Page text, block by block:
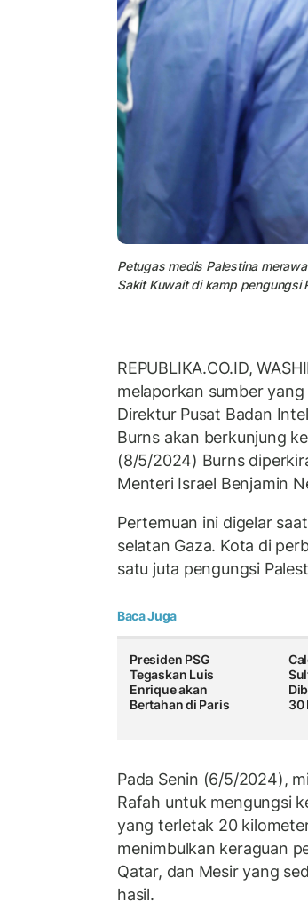
Petugas medis Palestina
Sakit Kuwait di kamp pengungsi
REPUBLIKA.CO.ID,
melaporkan sumber
Direktur Pusat Badan
Burns akan berkunjung
(8/5/2024) Burns
Menteri Israel Benjamin
Pertemuan ini digelar
selatan Gaza. Kota di
satu juta pengungsi
Baca Juga
Presiden PSG
Tegaskan Luis
Enrique akan
Bertahan di Paris
30
Pada Senin (6/5/2024),
Rafah untuk mengungsi
yang terletak 20
menimbulkan keraguan
Qatar, dan Mesir yang
hasil.